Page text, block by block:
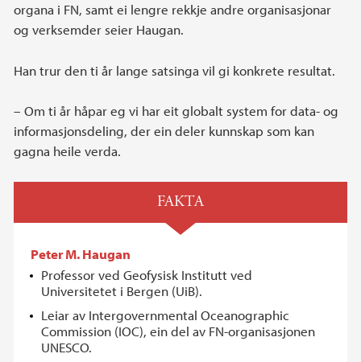
organa i FN, samt ei lengre rekkje andre organisasjonar
og verksemder seier Haugan.
Han trur den ti år lange satsinga vil gi konkrete resultat.
– Om ti år håpar eg vi har eit globalt system for data- og
informasjonsdeling, der ein deler kunnskap som kan
gagna heile verda.
FAKTA
Peter M. Haugan
Professor ved Geofysisk Institutt ved
Universitetet i Bergen (UiB).
Leiar av Intergovernmental Oceanographic
Commission (IOC), ein del av FN-organisasjonen
UNESCO.